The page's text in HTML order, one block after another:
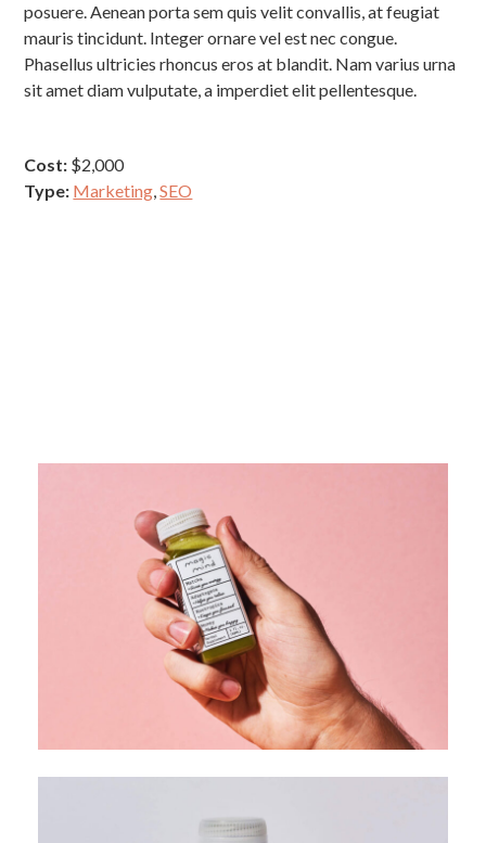
posuere. Aenean porta sem quis velit convallis, at feugiat
mauris tincidunt. Integer ornare vel est nec congue.
Phasellus ultricies rhoncus eros at blandit. Nam varius urna
sit amet diam vulputate, a imperdiet elit pellentesque.
Cost: $2,000
Type: Marketing,SEO